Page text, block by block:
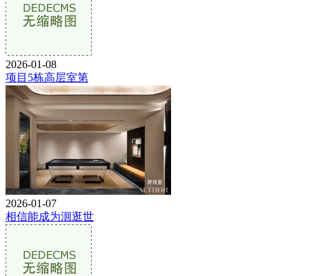
2026-01-08
项目5栋高层室第
2026-01-07
相信能成为洄逛世